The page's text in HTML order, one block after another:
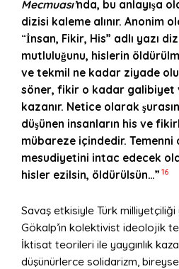
Mecmuası’nda, bu anlayışa
dizisi kaleme alınır. Anonim
“İnsan, Fikir, His” adlı yazı
mutluluğunu, hislerin ö
ve tekmil ne kadar ziyade
söner, fikir o kadar
kazanır. Netice olarak şuras
düşünen insanların his ve
mübareze içindedir.
mesudiyetini intac edecek
hisler ezilsin, öldürülsün…” 16
Savaş etkisiyle Türk
Gökalp’in kolektivist ideolojik
İktisat teorileri ile yaygınlık
düşünürlerce solidarizm,